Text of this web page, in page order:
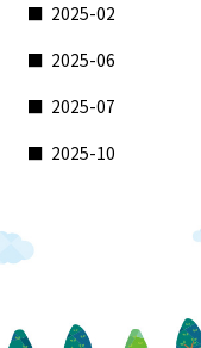
2025-02
2025-06
2025-07
2025-10